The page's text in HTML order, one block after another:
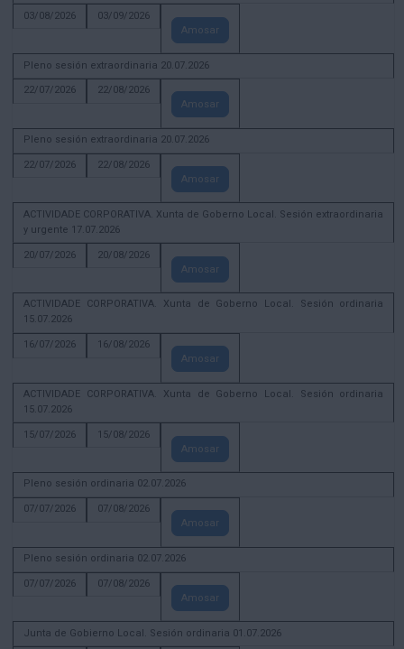
03/08/2026
03/09/2026
Amosar
Pleno sesión extraordinaria 20.07.2026
22/07/2026
22/08/2026
Amosar
Pleno sesión extraordinaria 20.07.2026
22/07/2026
22/08/2026
Amosar
ACTIVIDADE CORPORATIVA. Xunta de Goberno Local. Sesión extraordinaria
y urgente 17.07.2026
20/07/2026
20/08/2026
Amosar
ACTIVIDADE CORPORATIVA. Xunta de Goberno Local. Sesión ordinaria
15.07.2026
16/07/2026
16/08/2026
Amosar
ACTIVIDADE CORPORATIVA. Xunta de Goberno Local. Sesión ordinaria
15.07.2026
15/07/2026
15/08/2026
Amosar
Pleno sesión ordinaria 02.07.2026
07/07/2026
07/08/2026
Amosar
Pleno sesión ordinaria 02.07.2026
07/07/2026
07/08/2026
Amosar
Junta de Gobierno Local. Sesión ordinaria 01.07.2026